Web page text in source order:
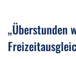
„Überstunden